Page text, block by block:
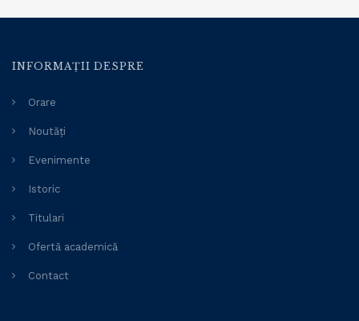
INFORMAȚII DESPRE
Orare
Noutăți
Evenimente
Istoric
Titulari
Ofertă academică
Contact